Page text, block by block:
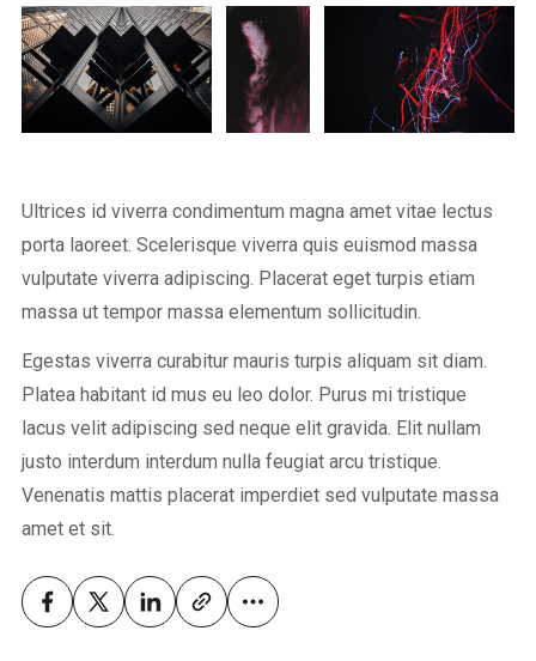
Ultrices id viverra condimentum magna amet vitae lectus
porta laoreet. Scelerisque viverra quis euismod massa
vulputate viverra adipiscing. Placerat eget turpis etiam
massa ut tempor massa elementum sollicitudin.
Egestas viverra curabitur mauris turpis aliquam sit diam.
Platea habitant id mus eu leo dolor. Purus mi tristique
lacus velit adipiscing sed neque elit gravida. Elit nullam
justo interdum interdum nulla feugiat arcu tristique.
Venenatis mattis placerat imperdiet sed vulputate massa
amet et sit.